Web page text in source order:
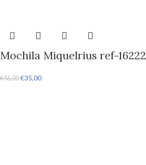
Mochila Miquelrius ref-16222
€46,00 €35,00